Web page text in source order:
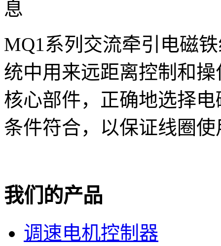
MQ1系列交流牵引电磁
统中用来远距离控制和
核心部件，正确地选择
条件符合，以保证线圈
我们的产品
调速电机控制器